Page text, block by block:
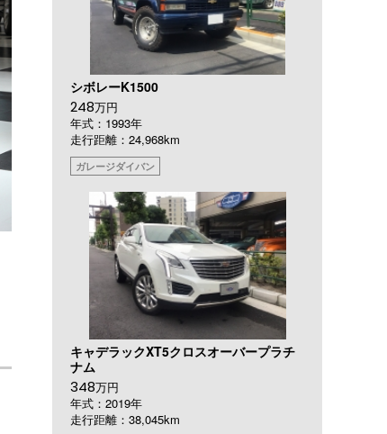
シボレーK1500
248万円
年式：1993年
走行距離：24,968km
ガレージダイバン
キャデラックXT5クロスオーバープラチ
ナム
348万円
年式：2019年
走行距離：38,045km